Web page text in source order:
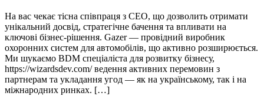
На вас чекає тісна співпраця з СЕО, що дозволить отримати
унікальний досвід, стратегічне бачення та впливати на
ключові бізнес-рішення. Gazer — провідний виробник
охоронних систем для автомобілів, що активно розширюється.
Ми шукаємо BDM спеціаліста для розвитку бізнесу,
https://wizardsdev.com/ ведення активних перемовин з
партнерам та укладання угод — як на українському, так і на
міжнародних ринках. […]